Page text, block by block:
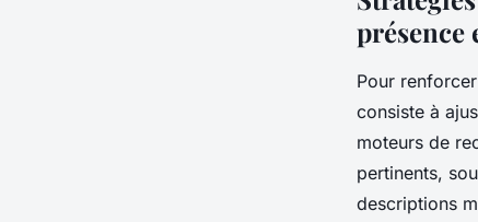
présence
Pour
consiste à
moteurs de
pertinents,
descriptions